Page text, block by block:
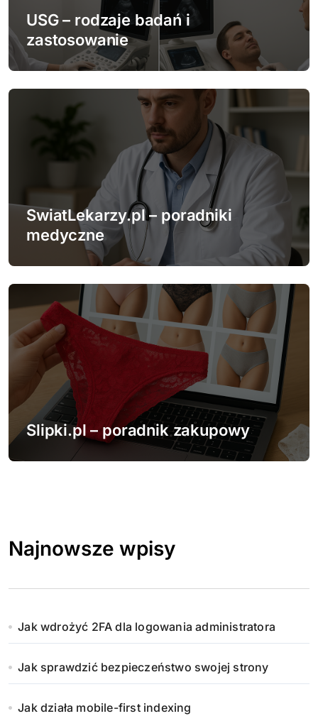
p
i
s
USG – rodzaje badań i
zastosowanie
SwiatLekarzy.pl – poradniki
medyczne
Slipki.pl – poradnik zakupowy
Najnowsze wpisy
Jak wdrożyć 2FA dla logowania administratora
Jak sprawdzić bezpieczeństwo swojej strony
Jak działa mobile-first indexing